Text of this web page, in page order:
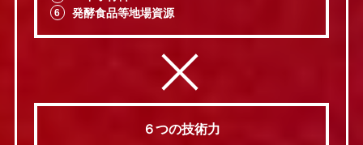
発酵食品等地場資源
６つの技術力